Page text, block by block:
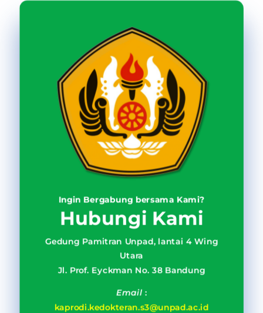
Ingin Bergabung bersama Kami?
Hubungi Kami
Gedung Pamitran Unpad, lantai 4 Wing
Utara
Jl. Prof. Eyckman No. 38 Bandung
Email:
kaprodi.kedokteran.s3@unpad.ac.id